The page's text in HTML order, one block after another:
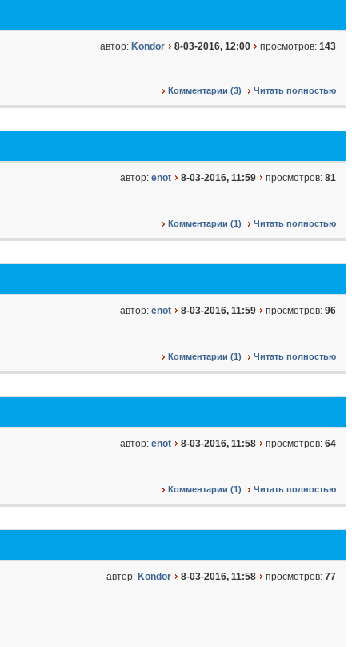
автор: Kondor 8-03-2016, 12:00 просмотров: 143
Комментарии (3) Читать полностью
автор: enot 8-03-2016, 11:59 просмотров: 81
Комментарии (1) Читать полностью
автор: enot 8-03-2016, 11:59 просмотров: 96
Комментарии (1) Читать полностью
автор: enot 8-03-2016, 11:58 просмотров: 64
Комментарии (1) Читать полностью
автор: Kondor 8-03-2016, 11:58 просмотров: 77